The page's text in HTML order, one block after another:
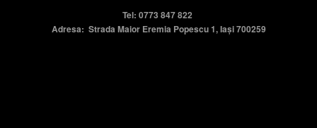
Tel: 0773 847 822
Adresa: Strada Maior Eremia Popescu 1, Iași 700259